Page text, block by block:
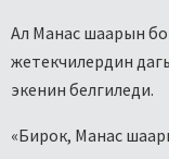
Ал Манас шаарын
жетекчилердин
экенин белгиледи.
«Бирок, Манас